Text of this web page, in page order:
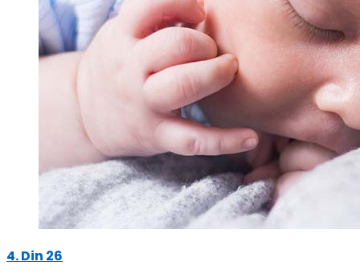
4. Din 26